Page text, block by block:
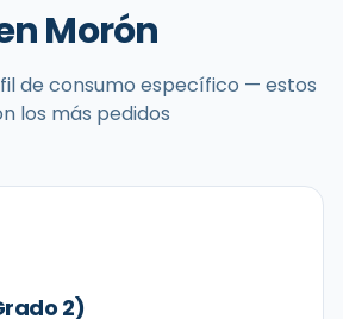
Morón
de consumo específico — estos
los más pedidos
2)